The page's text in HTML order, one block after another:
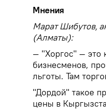
Мнения
Марат Шибутов,
(Алматы):
— "Хоргос" — это
бизнесменов,
льготы. Там
"Дордой" такое
цены в